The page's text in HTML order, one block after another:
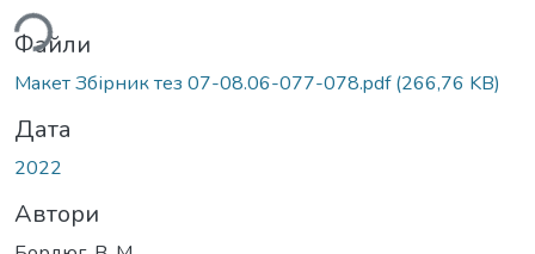
Файли
Макет Збірник тез 07-08.06-077-078.pdf(266,76 KB)
Дата
2022
Автори